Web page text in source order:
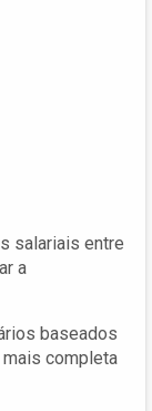
salariais entre
a
baseados
mais completa